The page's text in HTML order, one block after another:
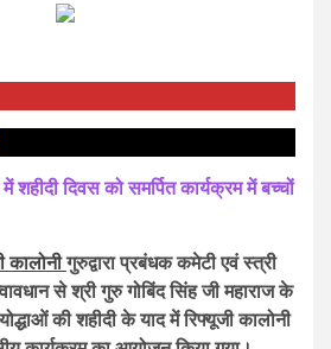
में शहीदी दिवस को समर्पित कार्यक्रम में बच्चों
कालोनीगुरुद्वारा प्रबंधक कमेटी एवं स्त्री
से श्री गुरु गोबिंद सिंह जी महाराज के
की शहीदी के याद में रिफ्यूजी कालोनी